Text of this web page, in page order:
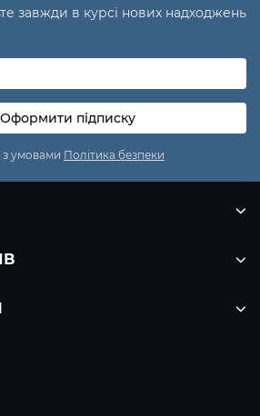
завжди в курсі нових надходжень
Оформити підписку
з умовами Політика безпеки